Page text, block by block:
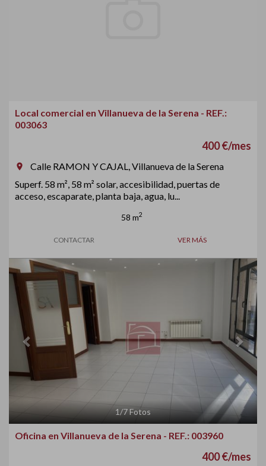
Local comercial en Villanueva de la Serena - REF.:
003063
400 €/mes
room
Calle RAMON Y CAJAL, Villanueva de la Serena
Superf. 58 m², 58 m² solar, accesibilidad, puertas de
acceso, escaparate, planta baja, agua, lu...
58 m2
CONTACTAR VER MÁS
Previous Next
1/7Fotos
Oficina en Villanueva de la Serena - REF.: 003960
400 €/mes